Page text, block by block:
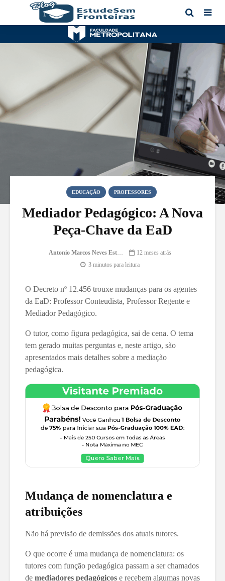
EDUCAÇÃO PROFESSORES
Mediador Pedagógico: A Nova
Peça-Chave da EaD
Antonio Marcos Neves Esteca
12 meses atrás
3 minutos para leitura
O Decreto nº 12.456 trouxe mudanças para os agentes
da EaD: Professor Conteudista, Professor Regente e
Mediador Pedagógico.
O tutor, como figura pedagógica, sai de cena. O tema
tem gerado muitas perguntas e, neste artigo, são
apresentados mais detalhes sobre a mediação
pedagógica.
Mudança de nomenclatura e
atribuições
Não há previsão de demissões dos atuais tutores.
O que ocorre é uma mudança de nomenclatura: os
tutores com função pedagógica passam a ser chamados
de mediadores pedagógicos e recebem algumas novas